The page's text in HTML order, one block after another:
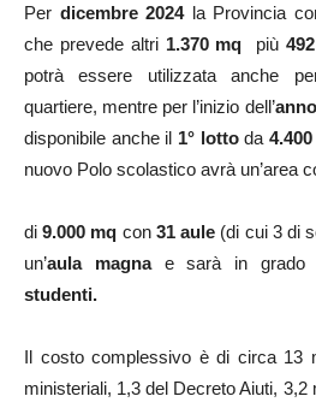
Per dicembre 2024 la Provincia
che prevede altri 1.370 mq più
potrà essere utilizzata anche
quartiere, mentre per l’inizio dell’
disponibile anche il 1° lottoda
nuovo Polo scolastico avrà un’area
di9.000 mq con 31 aule (di cui 3 di
un’aula magna e sarà in grado
studenti.
Il costo complessivo è di circa 13
ministeriali, 1,3 del Decreto Aiuti,